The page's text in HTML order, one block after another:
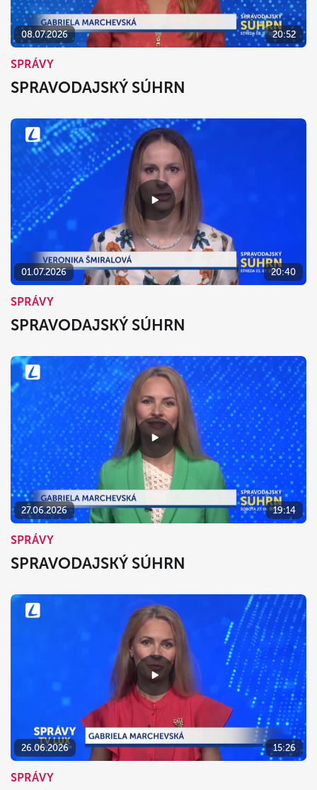
08.07.2026 20:52
SPRÁVY
SPRAVODAJSKÝ SÚHRN
01.07.2026 20:40
SPRÁVY
SPRAVODAJSKÝ SÚHRN
27.06.2026 19:14
SPRÁVY
SPRAVODAJSKÝ SÚHRN
26.06.2026 15:26
SPRÁVY